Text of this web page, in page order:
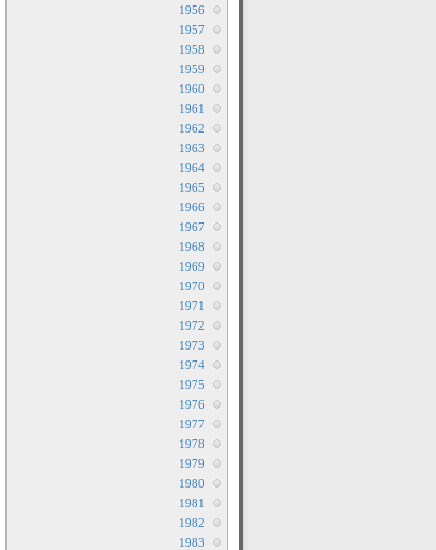
1956
1957
1958
1959
1960
1961
1962
1963
1964
1965
1966
1967
1968
1969
1970
1971
1972
1973
1974
1975
1976
1977
1978
1979
1980
1981
1982
1983